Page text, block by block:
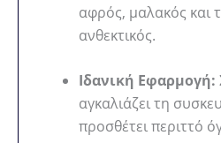
αφρός, μαλακός και
ανθεκτικός.
Ιδανική Εφαρμογή:
αγκαλιάζει τη
προσθέτει περιττό